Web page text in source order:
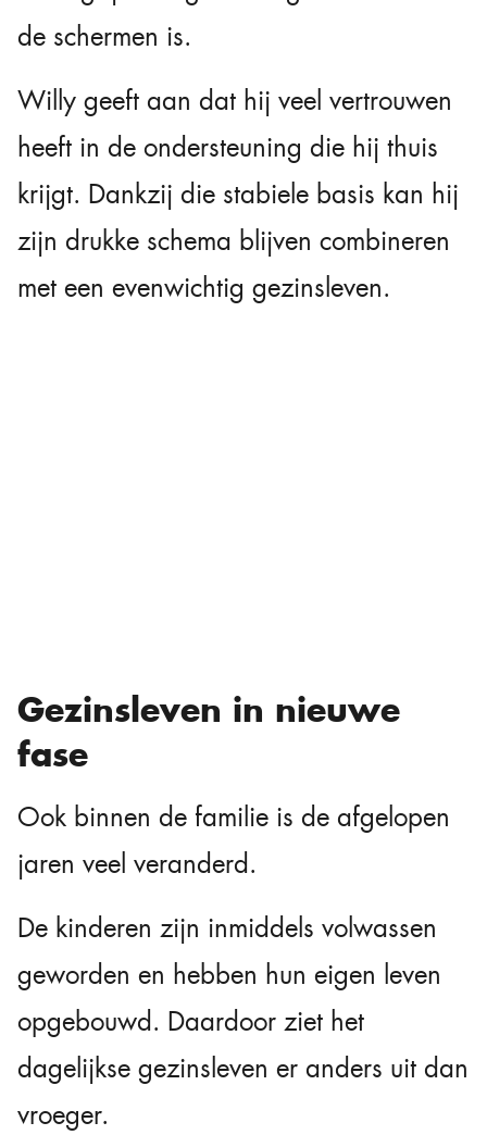
de schermen is.
Willy geeft aan dat hij veel vertrouwen
heeft in de ondersteuning die hij thuis
krijgt. Dankzij die stabiele basis kan hij
zijn drukke schema blijven combineren
met een evenwichtig gezinsleven.
Gezinsleven in nieuwe
fase
Ook binnen de familie is de afgelopen
jaren veel veranderd.
De kinderen zijn inmiddels volwassen
geworden en hebben hun eigen leven
opgebouwd. Daardoor ziet het
dagelijkse gezinsleven er anders uit dan
vroeger.